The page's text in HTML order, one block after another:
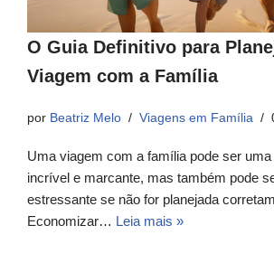
O Guia Definitivo para
Viagem com a Família
por Beatriz Melo Viagens em Família
Uma viagem com a família pode ser
incrível e marcante, mas também pode
estressante se não for planejada
Economizar… Leia mais »